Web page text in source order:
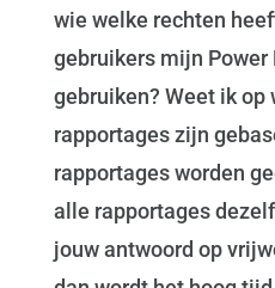
wie welke rechten
gebruikers mijn Power
gebruiken? Weet ik op
rapportages zijn
rapportages worden
alle rapportages
jouw antwoord op